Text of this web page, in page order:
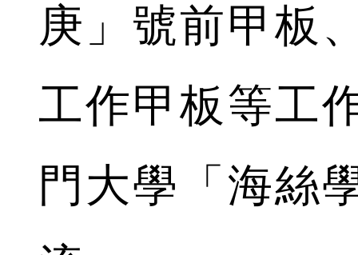
庚」號前甲板
工作甲板等工
門大學「海絲